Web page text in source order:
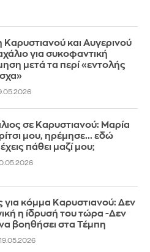
και Αυγερινού
για συκοφαντική
μετά τα περί «εντολής
σε Καρυστιανού: Μαρία
μου, ηρέμησε... εδώ
έχεις πάθει μαζί μου;
για κόμμα Καρυστιανού: Δεν
η ίδρυσή του τώρα -Δεν
βοηθήσει στα Τέμπη